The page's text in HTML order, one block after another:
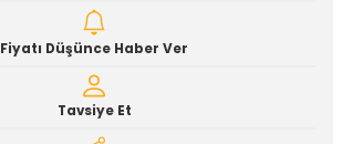
Fiyatı Düşünce Haber Ver
Tavsiye Et